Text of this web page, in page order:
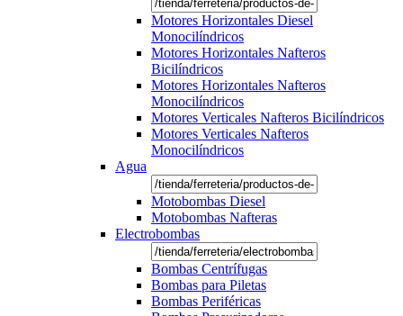
Motores Horizontales Diesel
Monocilíndricos
Motores Horizontales Nafteros
Bicilíndricos
Motores Horizontales Nafteros
Monocilíndricos
Motores Verticales Nafteros Bicilíndricos
Motores Verticales Nafteros
Monocilíndricos
Agua
Motobombas Diesel
Motobombas Nafteras
Electrobombas
Bombas Centrífugas
Bombas para Piletas
Bombas Periféricas